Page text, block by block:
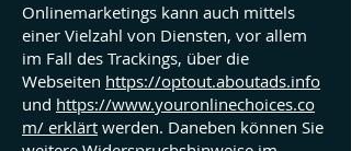
Onlinemarketings kann auch mittels
einer Vielzahl von Diensten, vor allem
im Fall des Trackings, über die
Webseiten https://optout.aboutads.info
und https://www.youronlinechoices.co
m/ erklärt werden. Daneben können Sie